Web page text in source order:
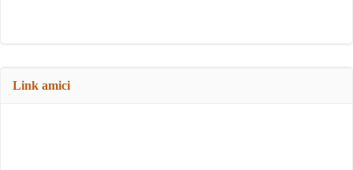
Link amici